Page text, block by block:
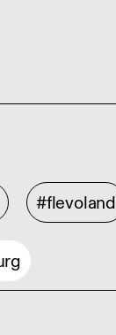
#flevoland